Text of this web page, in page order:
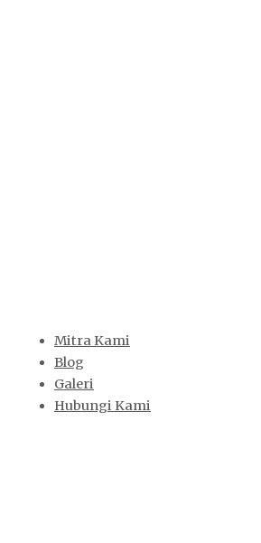
Mitra Kami
Blog
Galeri
Hubungi Kami